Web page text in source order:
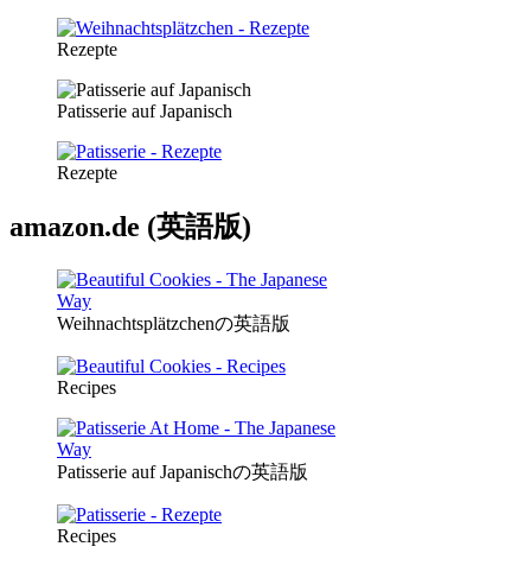
Rezepte
Patisserie auf Japanisch
Rezepte
amazon.de (英語版)
Weihnachtsplätzchenの英語版
Recipes
Patisserie auf Japanischの英語版
Recipes